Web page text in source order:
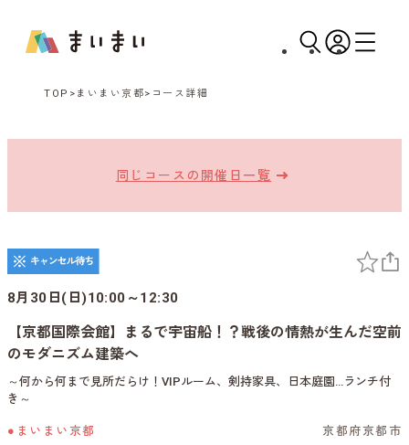
TOP まいまい京都 コース詳細
同じコースの開催日一覧
8月30日(日)10:00～12:30
【京都国際会館】まるで宇宙船！？戦後の情熱が生んだ空前
のモダニズム建築へ
～何から何まで見所だらけ！VIPルーム、剣持家具、日本庭園…ランチ付
き～
●まいまい京都 京都府京都市